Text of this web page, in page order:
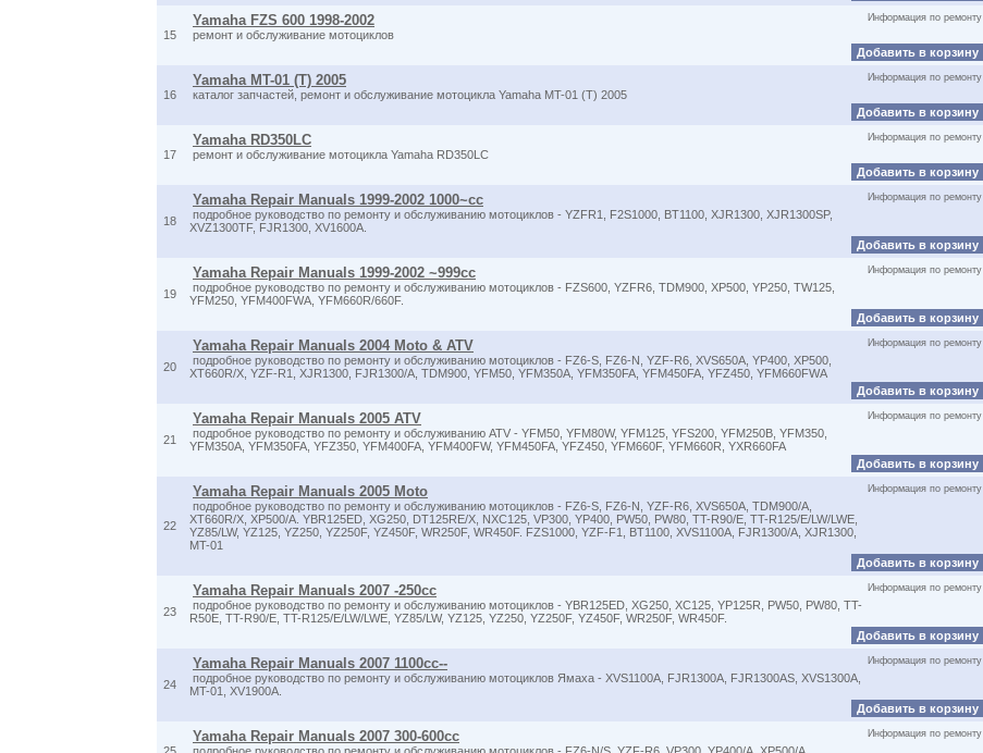
15
Yamaha FZS 600 1998-2002
ремонт и обслуживание мотоциклов
Информация по ремонту
Добавить в корзину
16
Yamaha MT-01 (T) 2005
каталог запчастей, ремонт и обслуживание мотоцикла Yamaha MT-01 (T) 2005
Информация по ремонту
Добавить в корзину
17
Yamaha RD350LC
ремонт и обслуживание мотоцикла Yamaha RD350LC
Информация по ремонту
Добавить в корзину
18
Yamaha Repair Manuals 1999-2002 1000~cc
подробное руководство по ремонту и обслуживанию мотоциклов - YZFR1, F2S1000, BT1100, XJR1300, XJR1300SP,
XVZ1300TF, FJR1300, XV1600A.
Информация по ремонту
Добавить в корзину
19
Yamaha Repair Manuals 1999-2002 ~999cc
подробное руководство по ремонту и обслуживанию мотоциклов - FZS600, YZFR6, TDM900, XP500, YP250, TW125,
YFM250, YFM400FWA, YFM660R/660F.
Информация по ремонту
Добавить в корзину
20
Yamaha Repair Manuals 2004 Moto & ATV
подробное руководство по ремонту и обслуживанию мотоциклов - FZ6-S, FZ6-N, YZF-R6, XVS650A, YP400, XP500,
XT660R/X, YZF-R1, XJR1300, FJR1300/A, TDM900, YFM50, YFM350A, YFM350FA, YFM450FA, YFZ450, YFM660FWA
Информация по ремонту
Добавить в корзину
21
Yamaha Repair Manuals 2005 ATV
подробное руководство по ремонту и обслуживанию ATV - YFM50, YFM80W, YFM125, YFS200, YFM250B, YFM350,
YFM350A, YFM350FA, YFZ350, YFM400FA, YFM400FW, YFM450FA, YFZ450, YFM660F, YFM660R, YXR660FA
Информация по ремонту
Добавить в корзину
22
Yamaha Repair Manuals 2005 Moto
подробное руководство по ремонту и обслуживанию мотоциклов - FZ6-S, FZ6-N, YZF-R6, XVS650A, TDM900/A,
XT660R/X, XP500/A. YBR125ED, XG250, DT125RE/X, NXC125, VP300, YP400, PW50, PW80, TT-R90/E, TT-R125/E/LW/LWE,
YZ85/LW, YZ125, YZ250, YZ250F, YZ450F, WR250F, WR450F. FZS1000, YZF-F1, BT1100, XVS1100A, FJR1300/A, XJR1300,
MT-01
Информация по ремонту
Добавить в корзину
23
Yamaha Repair Manuals 2007 -250cc
подробное руководство по ремонту и обслуживанию мотоциклов - YBR125ED, XG250, XC125, YP125R, PW50, PW80, TT-
R50E, TT-R90/E, TT-R125/E/LW/LWE, YZ85/LW, YZ125, YZ250, YZ250F, YZ450F, WR250F, WR450F.
Информация по ремонту
Добавить в корзину
24
Yamaha Repair Manuals 2007 1100cc--
подробное руководство по ремонту и обслуживанию мотоциклов Ямаха - XVS1100A, FJR1300A, FJR1300AS, XVS1300A,
MT-01, XV1900A.
Информация по ремонту
Добавить в корзину
Yamaha Repair Manuals 2007 300-600cc Информация по ремонту